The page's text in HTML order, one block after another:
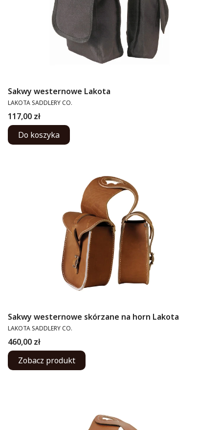
Sakwy westernowe Lakota
PRODUCENT
LAKOTA SADDLERY CO.
Cena
117,00 zł
Do koszyka
Sakwy westernowe skórzane na horn Lakota
PRODUCENT
LAKOTA SADDLERY CO.
Cena
460,00 zł
Zobacz produkt